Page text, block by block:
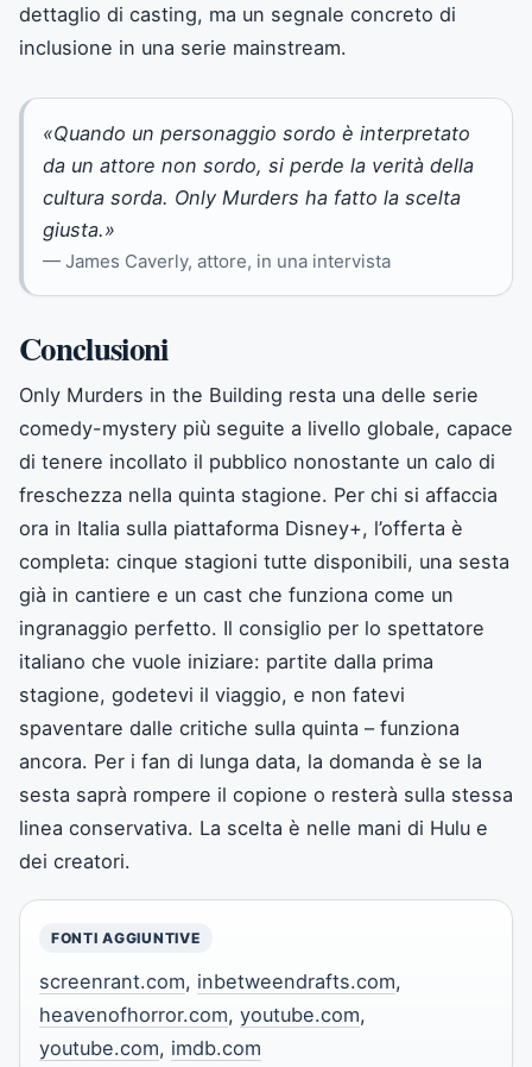
dettaglio di casting, ma un segnale concreto di
inclusione in una serie mainstream.
«Quando un personaggio sordo è interpretato
da un attore non sordo, si perde la verità della
cultura sorda. Only Murders ha fatto la scelta
giusta.»
— James Caverly, attore, in una intervista
Conclusioni
Only Murders in the Building resta una delle serie
comedy-mystery più seguite a livello globale, capace
di tenere incollato il pubblico nonostante un calo di
freschezza nella quinta stagione. Per chi si affaccia
ora in Italia sulla piattaforma Disney+, l’offerta è
completa: cinque stagioni tutte disponibili, una sesta
già in cantiere e un cast che funziona come un
ingranaggio perfetto. Il consiglio per lo spettatore
italiano che vuole iniziare: partite dalla prima
stagione, godetevi il viaggio, e non fatevi
spaventare dalle critiche sulla quinta – funziona
ancora. Per i fan di lunga data, la domanda è se la
sesta saprà rompere il copione o resterà sulla stessa
linea conservativa. La scelta è nelle mani di Hulu e
dei creatori.
FONTI AGGIUNTIVE
screenrant.com, inbetweendrafts.com,
heavenofhorror.com, youtube.com,
youtube.com, imdb.com